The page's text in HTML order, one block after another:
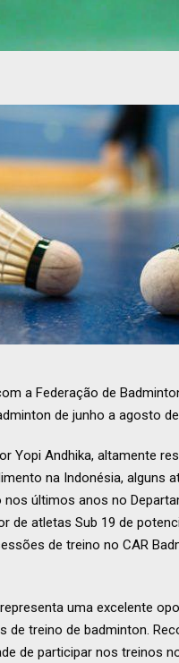
a Federação de
de junho a agosto
Yopi Andhika, altamente
na Indonésia, alguns
últimos anos no
de atletas Sub 19 de
de treino no CAR
uma excelente
treino de badminton.
de participar nos treinos